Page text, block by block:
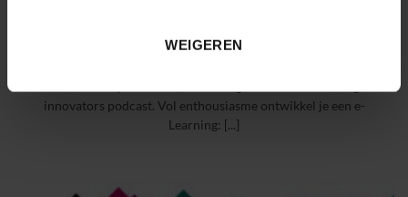
WEIGEREN
De lerende centraal: een mensgerichte ontwerpbenadering
innovators podcast. Vol enthousiasme ontwikkel je een e-
Learning: [...]